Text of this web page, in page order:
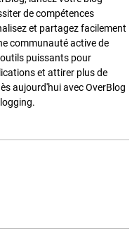
de compétences
et partagez facilement
communauté active de
puissants pour
et attirer plus de
aujourd'hui avec OverBlog